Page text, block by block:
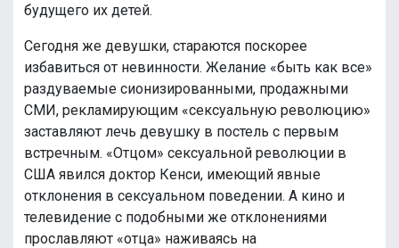
будущего их детей.
Сегодня же девушки, стараются поскорее
избавиться от невинности. Желание «быть как все»
раздуваемые сионизированными, продажными
СМИ, рекламирующим «сексуальную революцию»
заставляют лечь девушку в постель с первым
встречным. «Отцом» сексуальной революции в
США явился доктор Кенси, имеющий явные
отклонения в сексуальном поведении. А кино и
телевидение с подобными же отклонениями
прославляют «отца» наживаясь на